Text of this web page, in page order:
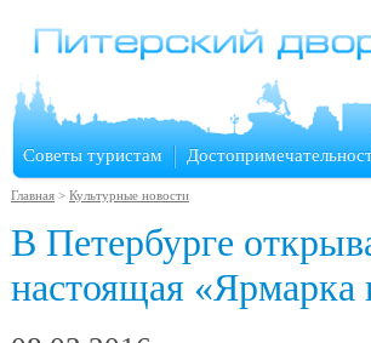
Советы туристам
Главная > Культурные новости
В Петербурге
настоящая «Ярмарка